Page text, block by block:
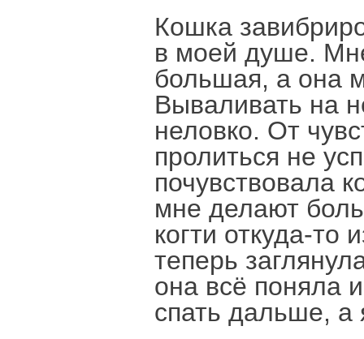
Кошка
в моей душе.
большая, а она
Вываливать на
неловко. От
пролиться не
почувствовала
мне делают
когти откуда-то
теперь
она всё поняла
спать дальше, а